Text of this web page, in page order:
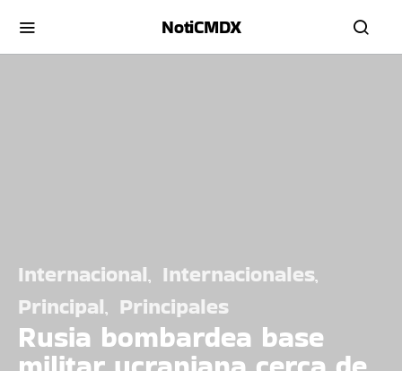
NotiCMDX
Internacional Internacionales
Principal Principales
Rusia bombardea base